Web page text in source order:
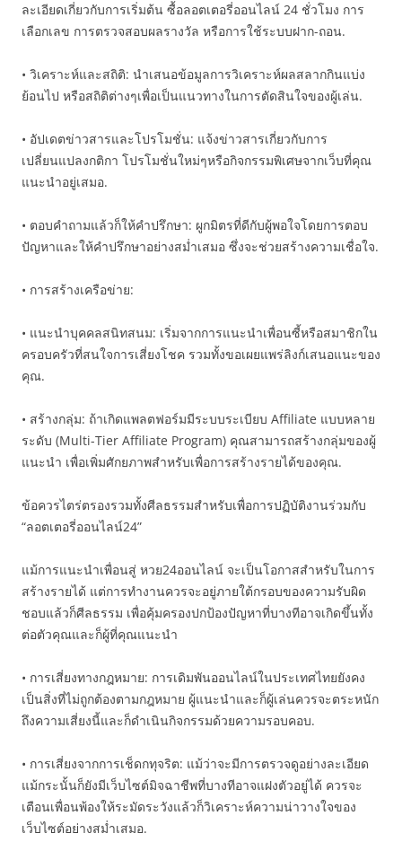
ละเอียดเกี่ยวกับการเริ่มต้น ซื้อลอตเตอรี่ออนไลน์ 24 ชั่วโมง การ
เลือกเลข การตรวจสอบผลรางวัล หรือการใช้ระบบฝาก-ถอน.
• วิเคราะห์และสถิติ: นำเสนอข้อมูลการวิเคราะห์ผลสลากกินแบ่ง
ย้อนไป หรือสถิติต่างๆเพื่อเป็นแนวทางในการตัดสินใจของผู้เล่น.
• อัปเดตข่าวสารและโปรโมชั่น: แจ้งข่าวสารเกี่ยวกับการ
เปลี่ยนแปลงกติกา โปรโมชั่นใหม่ๆหรือกิจกรรมพิเศษจากเว็บที่คุณ
แนะนำอยู่เสมอ.
• ตอบคำถามแล้วก็ให้คำปรึกษา: ผูกมิตรที่ดีกับผู้พอใจโดยการตอบ
ปัญหาและให้คำปรึกษาอย่างสม่ำเสมอ ซึ่งจะช่วยสร้างความเชื่อใจ.
• การสร้างเครือข่าย:
• แนะนำบุคคลสนิทสนม: เริ่มจากการแนะนำเพื่อนซี้หรือสมาชิกใน
ครอบครัวที่สนใจการเสี่ยงโชค รวมทั้งขอเผยแพร่ลิงก์เสนอแนะของ
คุณ.
• สร้างกลุ่ม: ถ้าเกิดแพลตฟอร์มมีระบบระเบียบ Affiliate แบบหลาย
ระดับ (Multi-Tier Affiliate Program) คุณสามารถสร้างกลุ่มของผู้
แนะนำ เพื่อเพิ่มศักยภาพสำหรับเพื่อการสร้างรายได้ของคุณ.
ข้อควรไตร่ตรองรวมทั้งศีลธรรมสำหรับเพื่อการปฏิบัติงานร่วมกับ
“ลอตเตอรี่ออนไลน์24”
แม้การแนะนำเพื่อนสู่ หวย24ออนไลน์ จะเป็นโอกาสสำหรับในการ
สร้างรายได้ แต่การทำงานควรจะอยู่ภายใต้กรอบของความรับผิด
ชอบแล้วก็ศีลธรรม เพื่อคุ้มครองปกป้องปัญหาที่บางทีอาจเกิดขึ้นทั้ง
ต่อตัวคุณและก็ผู้ที่คุณแนะนำ
• การเสี่ยงทางกฎหมาย: การเดิมพันออนไลน์ในประเทศไทยยังคง
เป็นสิ่งที่ไม่ถูกต้องตามกฎหมาย ผู้แนะนำและก็ผู้เล่นควรจะตระหนัก
ถึงความเสี่ยงนี้และก็ดำเนินกิจกรรมด้วยความรอบคอบ.
• การเสี่ยงจากการเช็ดกทุจริต: แม้ว่าจะมีการตรวจดูอย่างละเอียด
แม้กระนั้นก็ยังมีเว็บไซต์มิจฉาชีพที่บางทีอาจแฝงตัวอยู่ได้ ควรจะ
เตือนเพื่อนพ้องให้ระมัดระวังแล้วก็วิเคราะห์ความน่าวางใจของ
เว็บไซต์อย่างสม่ำเสมอ.